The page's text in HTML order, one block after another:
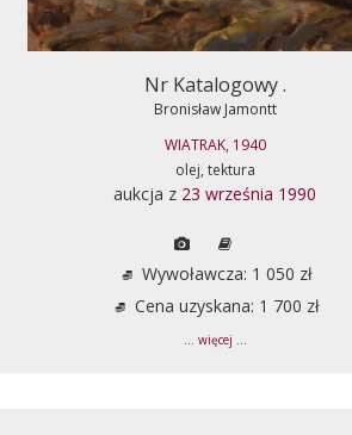
Nr Katalogowy .
Bronisław Jamontt
WIATRAK, 1940
olej, tektura
aukcja z 23 września 1990
Wywoławcza: 1 050 zł
Cena uzyskana: 1 700 zł
... więcej ...